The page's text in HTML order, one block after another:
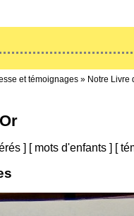
et témoignages» Notre Livre
] [ mots d'enfants] [